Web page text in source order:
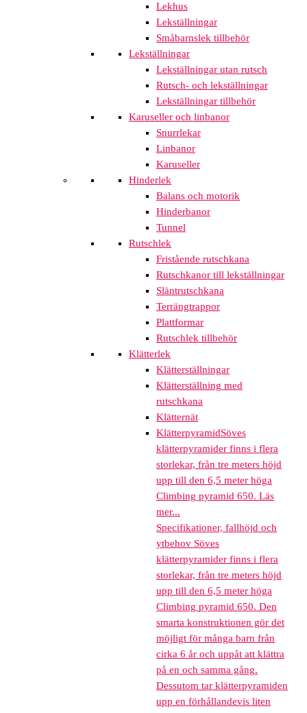
Lekhus
Lekställningar
Småbarnslek tillbehör
Lekställningar
Lekställningar utan rutsch
Rutsch- och lekställningar
Lekställningar tillbehör
Karuseller och linbanor
Snurrlekar
Linbanor
Karuseller
Hinderlek
Balans och motorik
Hinderbanor
Tunnel
Rutschlek
Fristående rutschkana
Rutschkanor till lekställningar
Släntrutschkana
Terrängtrappor
Plattformar
Rutschlek tillbehör
Klätterlek
Klätterställningar
Klätterställning med
rutschkana
Klätternät
KlätterpyramidSöves
klätterpyramider finns i flera
storlekar, från tre meters höjd
upp till den 6,5 meter höga
Climbing pyramid 650. Läs
mer...
Specifikationer, fallhöjd och
ytbehov Söves
klätterpyramider finns i flera
storlekar, från tre meters höjd
upp till den 6,5 meter höga
Climbing pyramid 650. Den
smarta konstruktionen gör det
möjligt för många barn från
cirka 6 år och uppåt att klättra
på en och samma gång.
Dessutom tar klätterpyramiden
upp en förhållandevis liten